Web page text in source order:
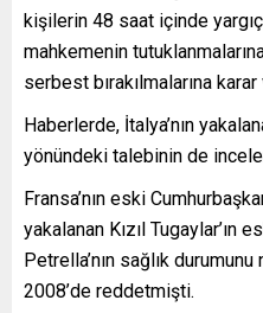
kişilerin 48 saat içinde yargıç
mahkemenin
serbest bırakılmalarına
Haberlerde, İtalya’nın
yönündeki talebinin de
Fransa’nın eski
yakalanan Kızıl Tugaylar’ın
Petrella’nın sağlık
2008’de reddetmişti.